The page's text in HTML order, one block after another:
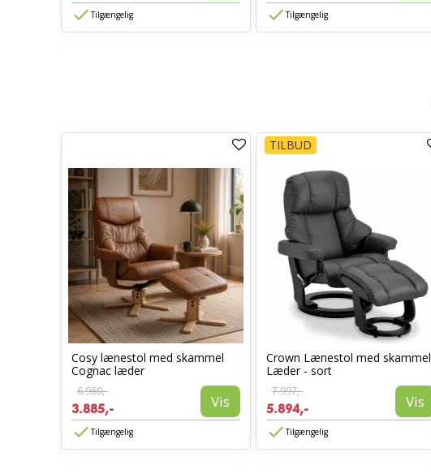
Tilgængelig Tilgængelig
Cosy lænestol med skammel
Cognac læder
6.960,-
3.885,- Vis
Tilgængelig
TILBUD
Crown Lænestol med skammel
Læder - sort
7.997,-
5.894,- Vis
Tilgængelig